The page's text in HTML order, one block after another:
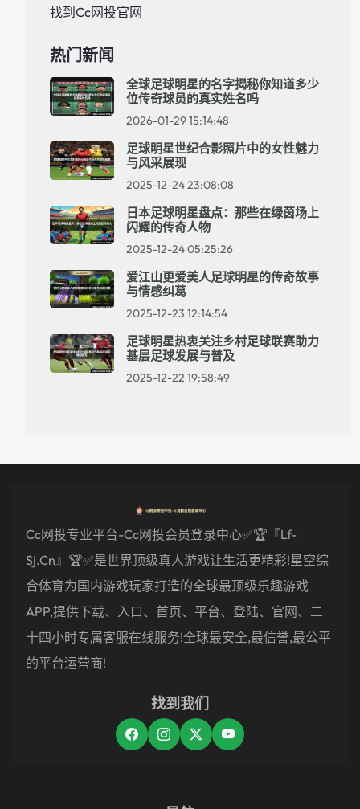
找到cc网投官网
热门新闻
全球足球明星的名字揭秘你知道多少
位传奇球员的真实姓名吗
2026-01-29 15:14:48
足球明星世纪合影照片中的女性魅力
与风采展现
2025-12-24 23:08:08
日本足球明星盘点：那些在绿茵场上
闪耀的传奇人物
2025-12-24 05:25:26
爱江山更爱美人足球明星的传奇故事
与情感纠葛
2025-12-23 12:14:54
足球明星热衷关注乡村足球联赛助力
基层足球发展与普及
2025-12-22 19:58:49
Cc网投专业平台-Cc网投会员登录中心✅🏆『lf-
Sj.cn』🏆✅是世界顶级真人游戏让生活更精彩!星空综
合体育为国内游戏玩家打造的全球最顶级乐趣游戏
APP,提供下载、入口、首页、平台、登陆、官网、二
十四小时专属客服在线服务!全球最安全,最信誉,最公平
的平台运营商!
找到我们